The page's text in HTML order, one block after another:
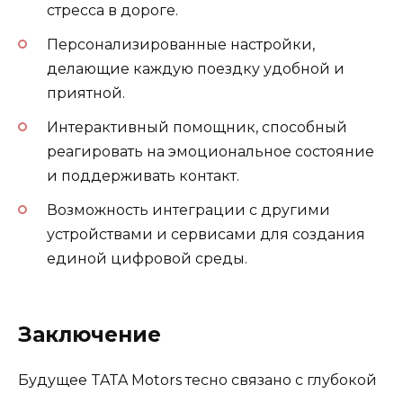
стресса в дороге.
Персонализированные настройки,
делающие каждую поездку удобной и
приятной.
Интерактивный помощник, способный
реагировать на эмоциональное состояние
и поддерживать контакт.
Возможность интеграции с другими
устройствами и сервисами для создания
единой цифровой среды.
Заключение
Будущее TATA Motors тесно связано с глубокой